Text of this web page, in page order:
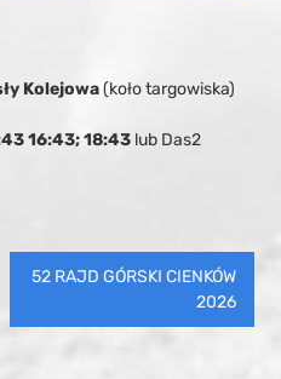
Kolejowa(koło targowiska)
16:43; 18:43 lub Das2
52 RAJD GÓRSKI CIENKÓW
2026